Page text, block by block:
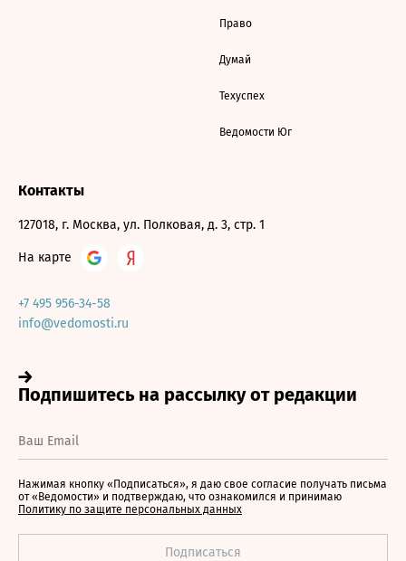
Право
Думай
Техуспех
Ведомости Юг
Контакты
127018, г. Москва, ул. Полковая, д. 3, стр. 1
На карте
+7 495 956-34-58
info@vedomosti.ru
Нажимая кнопку «Подписаться», я даю свое согласие получать письма
от «Ведомости» и подтверждаю, что ознакомился и принимаю
Политику по защите персональных данных